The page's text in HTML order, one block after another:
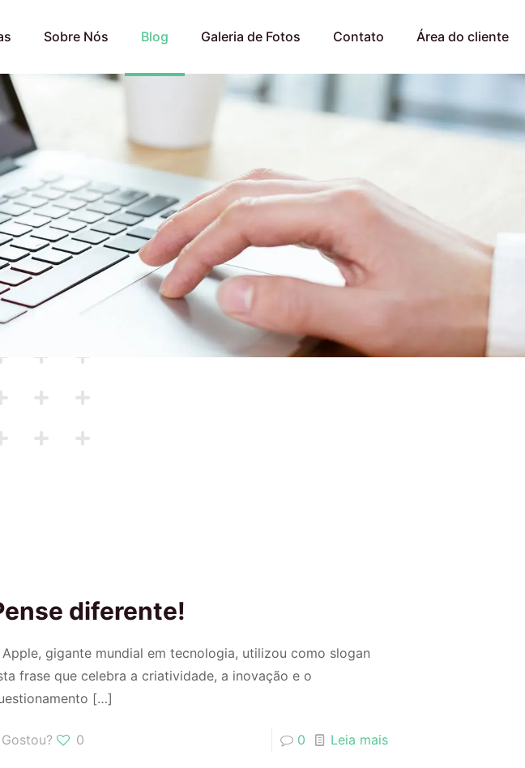
Sobre Nós Blog Galeria de Fotos Contato Área do cliente
diferente!
Apple, gigante mundial em tecnologia, utilizou como slogan
frase que celebra a criatividade, a inovação e o
[…]
Gostou? 0 0 Leia mais